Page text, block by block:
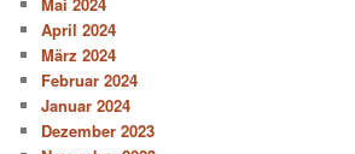
April 2024
März 2024
Februar 2024
Januar 2024
Dezember 2023